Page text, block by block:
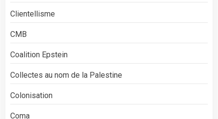
Clientellisme
CMB
Coalition Epstein
Collectes au nom de la Palestine
Colonisation
Coma